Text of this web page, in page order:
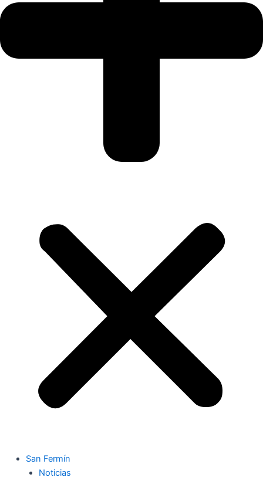
San Fermín
Noticias